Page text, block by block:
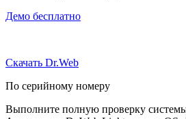
Демо бесплатно
Скачать Dr.Web
По серийному номеру
Выполните полную проверку